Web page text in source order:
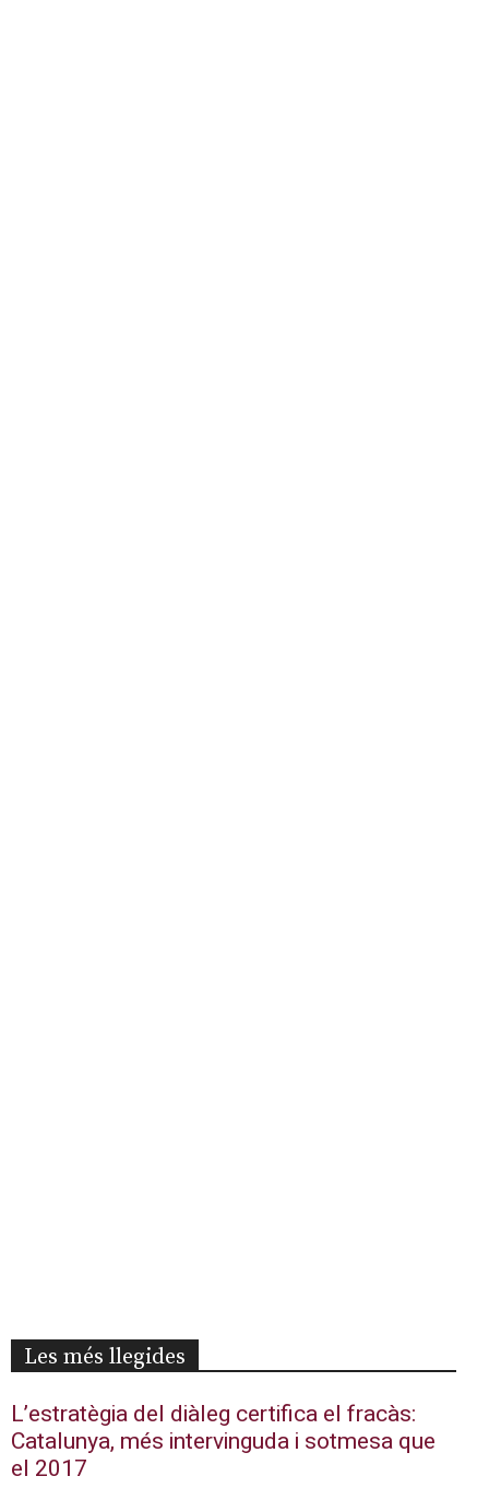
Les més llegides
L’estratègia del diàleg certifica el fracàs:
Catalunya, més intervinguda i sotmesa que
el 2017